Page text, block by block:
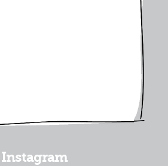
Instagram